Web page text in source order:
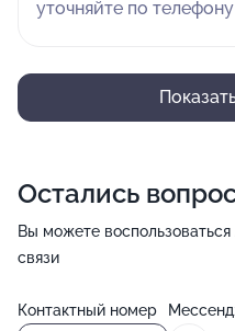
уточняйте по телефону
Остались
Вы можете
связи
Контактный номер